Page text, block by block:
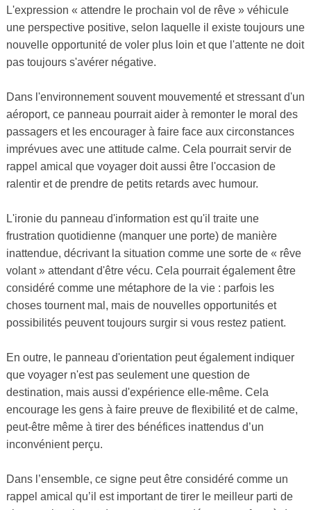
L'expression « attendre le prochain vol de rêve » véhicule
une perspective positive, selon laquelle il existe toujours une
nouvelle opportunité de voler plus loin et que l'attente ne doit
pas toujours s'avérer négative.
Dans l'environnement souvent mouvementé et stressant d'un
aéroport, ce panneau pourrait aider à remonter le moral des
passagers et les encourager à faire face aux circonstances
imprévues avec une attitude calme. Cela pourrait servir de
rappel amical que voyager doit aussi être l'occasion de
ralentir et de prendre de petits retards avec humour.
L'ironie du panneau d'information est qu'il traite une
frustration quotidienne (manquer une porte) de manière
inattendue, décrivant la situation comme une sorte de « rêve
volant » attendant d'être vécu. Cela pourrait également être
considéré comme une métaphore de la vie : parfois les
choses tournent mal, mais de nouvelles opportunités et
possibilités peuvent toujours surgir si vous restez patient.
En outre, le panneau d'orientation peut également indiquer
que voyager n'est pas seulement une question de
destination, mais aussi d'expérience elle-même. Cela
encourage les gens à faire preuve de flexibilité et de calme,
peut-être même à tirer des bénéfices inattendus d’un
inconvénient perçu.
Dans l’ensemble, ce signe peut être considéré comme un
rappel amical qu’il est important de tirer le meilleur parti de